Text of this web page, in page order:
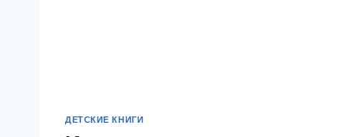
ДЕТСКИЕ КНИГИ